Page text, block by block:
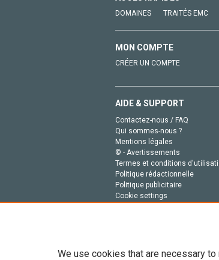
DOMAINES TRAITÉS EMC
MON COMPTE
CRÉER UN COMPTE
AIDE & SUPPORT
Contactez-nous / FAQ
Qui sommes-nous ?
Mentions légales
© - Avertissements
Termes et conditions
Politique rédactionnelle
Politique publicitaire
Cookie settings
We use cookies that are necessary